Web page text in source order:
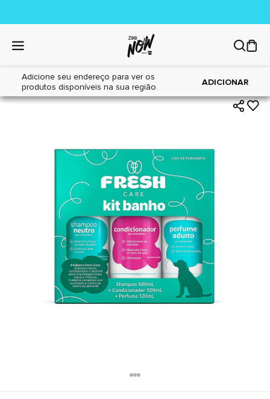
Adicione seu endereço para ver os
produtos disponíveis na sua região.
ADICIONAR
Home|Cães|Higiene